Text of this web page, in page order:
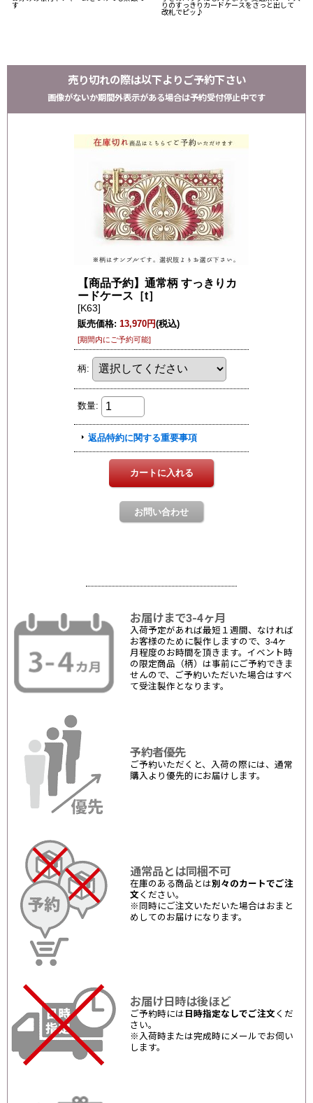
す
りのすっきりカードケースをさっと出して
改札でピッ♪
売り切れの際は以下よりご予約下さい
画像がないか期間外表示がある場合は予約受付停止中です
お届けまで3-4ヶ月
入荷予定があれば最短１週間、なければ
お客様のために製作しますので、3-4ヶ
月程度のお時間を頂きます。イベント時
の限定商品（柄）は事前にご予約できま
せんので、ご予約いただいた場合はすべ
て受注製作となります。
予約者優先
ご予約いただくと、入荷の際には、通常
購入より優先的にお届けします。
通常品とは同梱不可
在庫のある商品とは別々のカートでご注
文 ください。
※同時にご注文いただいた場合はおまと
めしてのお届けになります。
お届け日時は後ほど
ご予約時には 日時指定なしでご注文 くだ
さい。
※入荷時または完成時にメールでお伺い
します。